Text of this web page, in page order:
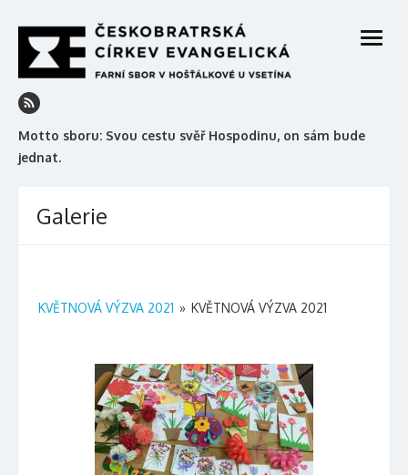
to
content
Motto sboru: Svou cestu svěř Hospodinu, on sám bude
jednat.
open
Galerie
KVĚTNOVÁ VÝZVA 2021 » KVĚTNOVÁ VÝZVA 2021